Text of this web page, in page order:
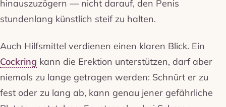
hinauszuzögern — nicht darauf, den Penis
stundenlang künstlich steif zu halten.
Auch Hilfsmittel verdienen einen klaren Blick. Ein
Cockring kann die Erektion unterstützen, darf aber
niemals zu lange getragen werden: Schnürt er zu
fest oder zu lang ab, kann genau jener gefährliche